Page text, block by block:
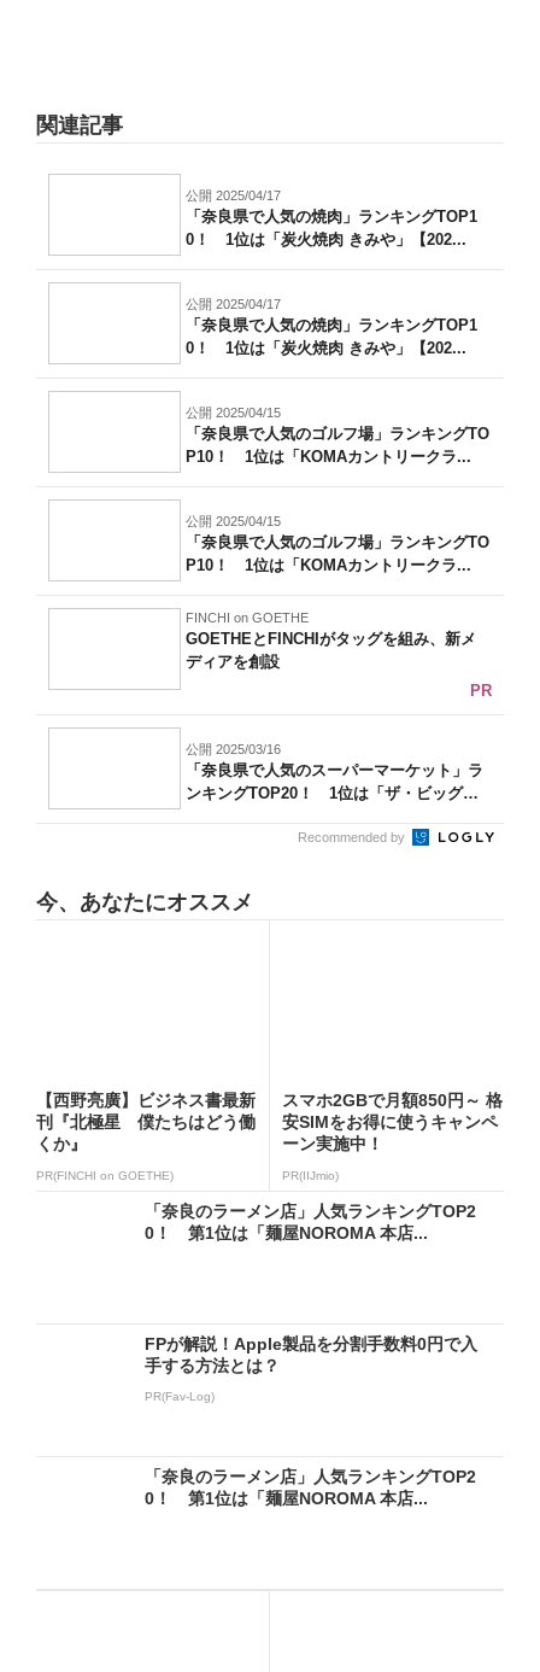
関連記事
公開 2025/04/17
「奈良県で人気の焼肉」ランキングTOP1
0！ 1位は「炭火焼肉 きみや」【202...
公開 2025/04/17
「奈良県で人気の焼肉」ランキングTOP1
0！ 1位は「炭火焼肉 きみや」【202...
公開 2025/04/15
「奈良県で人気のゴルフ場」ランキングTO
P10！ 1位は「KOMAカントリークラ...
公開 2025/04/15
「奈良県で人気のゴルフ場」ランキングTO
P10！ 1位は「KOMAカントリークラ...
FINCHI on GOETHE
GOETHEとFINCHIがタッグを組み、新メ
ディアを創設
PR
公開 2025/03/16
「奈良県で人気のスーパーマーケット」ラ
ンキングTOP20！ 1位は「ザ・ビッグ
Recommended by
今、あなたにオススメ
【西野亮廣】ビジネス書最新
刊『北極星 僕たちはどう働
くか』
PR(FINCHI on GOETHE)
スマホ2GBで月額850円～ 格
安SIMをお得に使うキャンペ
ーン実施中！
PR(IIJmio)
「奈良のラーメン店」人気ランキングTOP2
0！ 第1位は「麺屋NOROMA 本店...
FPが解説！Apple製品を分割手数料0円で入
手する方法とは？
PR(Fav-Log)
「奈良のラーメン店」人気ランキングTOP2
0！ 第1位は「麺屋NOROMA 本店...